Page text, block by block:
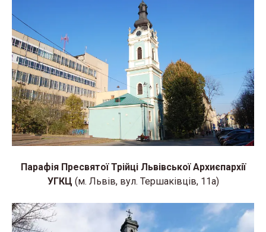
Парафія Пресвятої Трійці Львівської Архиєпархії
УГКЦ (м. Львів, вул. Тершаківців, 11а)